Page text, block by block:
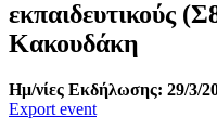
εκπαιδευτικούς
Κακουδάκη
Ημ/νίες Εκδήλωσης: 29/3/
Export event